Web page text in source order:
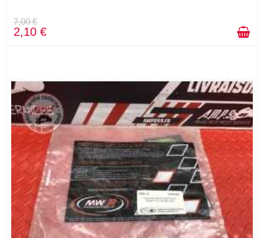
7,00 €
2,10 €